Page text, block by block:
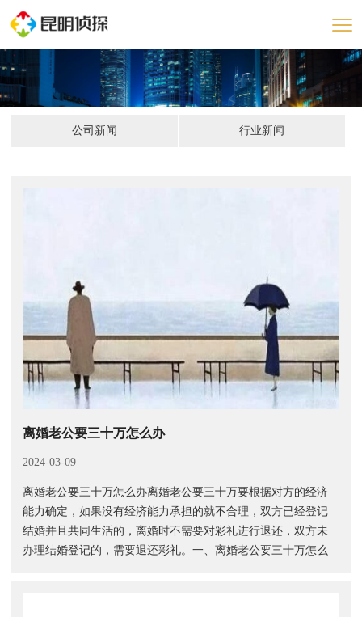
公司新闻 行业新闻
离婚老公要三十万怎么办
2024-03-09
离婚老公要三十万怎么办离婚老公要三十万要根据对方的经济
能力确定，如果没有经济能力承担的就不合理，双方已经登记
结婚并且共同生活的，离婚时不需要对彩礼进行退还，双方未
办理结婚登记的，需要退还彩礼。一、离婚老公要三十万怎么